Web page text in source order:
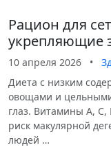
Рацион для
укрепляющие
10 апреля 2026 •
Диета с низким
овощами и
глаз. Витамины A,
риск макулярной
людей …